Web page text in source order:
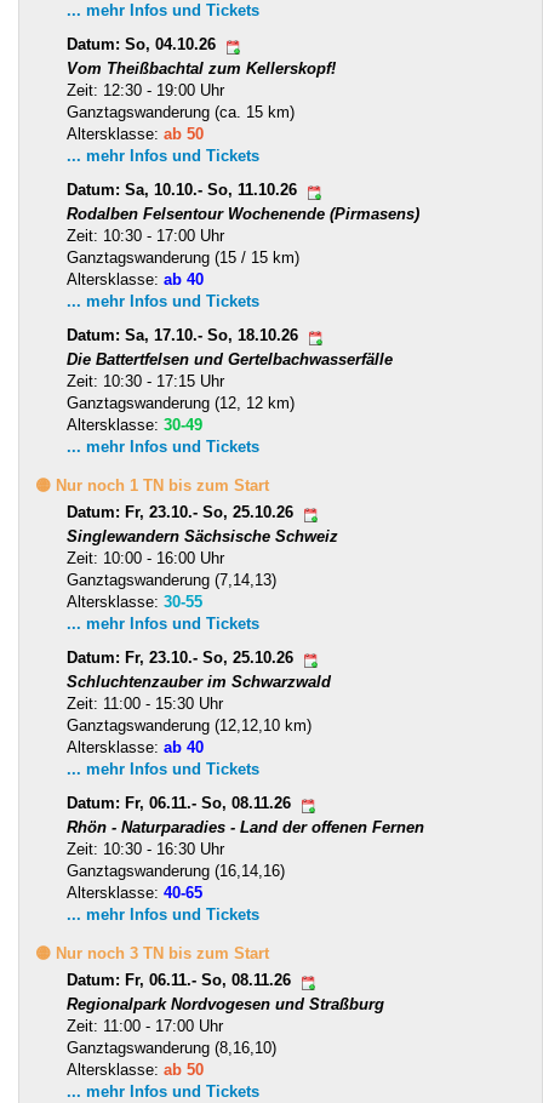
... mehr Infos und Tickets
Datum: So, 04.10.26
Vom Theißbachtal zum Kellerskopf!
Zeit: 12:30 - 19:00 Uhr
Ganztagswanderung (ca. 15 km)
Altersklasse: ab 50
... mehr Infos und Tickets
Datum: Sa, 10.10.- So, 11.10.26
Rodalben Felsentour Wochenende (Pirmasens)
Zeit: 10:30 - 17:00 Uhr
Ganztagswanderung (15 / 15 km)
Altersklasse: ab 40
... mehr Infos und Tickets
Datum: Sa, 17.10.- So, 18.10.26
Die Battertfelsen und Gertelbachwasserfälle
Zeit: 10:30 - 17:15 Uhr
Ganztagswanderung (12, 12 km)
Altersklasse: 30-49
... mehr Infos und Tickets
🟡 Nur noch 1 TN bis zum Start
Datum: Fr, 23.10.- So, 25.10.26
Singlewandern Sächsische Schweiz
Zeit: 10:00 - 16:00 Uhr
Ganztagswanderung (7,14,13)
Altersklasse: 30-55
... mehr Infos und Tickets
Datum: Fr, 23.10.- So, 25.10.26
Schluchtenzauber im Schwarzwald
Zeit: 11:00 - 15:30 Uhr
Ganztagswanderung (12,12,10 km)
Altersklasse: ab 40
... mehr Infos und Tickets
Datum: Fr, 06.11.- So, 08.11.26
Rhön - Naturparadies - Land der offenen Fernen
Zeit: 10:30 - 16:30 Uhr
Ganztagswanderung (16,14,16)
Altersklasse: 40-65
... mehr Infos und Tickets
🟡 Nur noch 3 TN bis zum Start
Datum: Fr, 06.11.- So, 08.11.26
Regionalpark Nordvogesen und Straßburg
Zeit: 11:00 - 17:00 Uhr
Ganztagswanderung (8,16,10)
Altersklasse: ab 50
... mehr Infos und Tickets